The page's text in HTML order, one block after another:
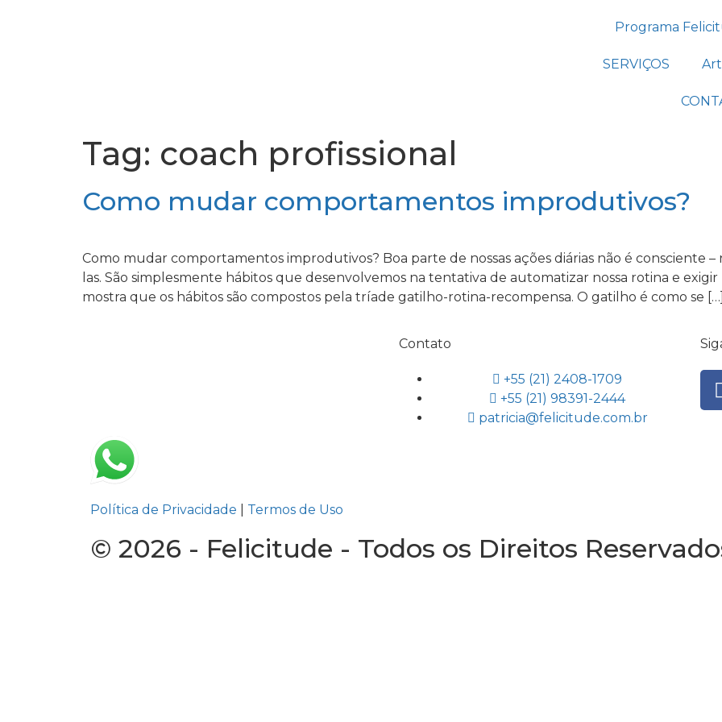
Programa
SERVIÇOS
Tag: coach profissional
Como mudar comportamentos improdutivos?
Como mudar comportamentos improdutivos? Boa parte de nossas ações diárias não é consciente
las. São simplesmente hábitos que desenvolvemos na tentativa de automatizar nossa rotina e
mostra que os hábitos são compostos pela tríade gatilho-rotina-recompensa. O gatilho é como se
Contato
+55 (21) 2408-1709
+55 (21) 98391-2444
patricia@felicitude.com.br
Política de Privacidade Termos de Uso
© 2026 - Felicitude - Todos os Direitos